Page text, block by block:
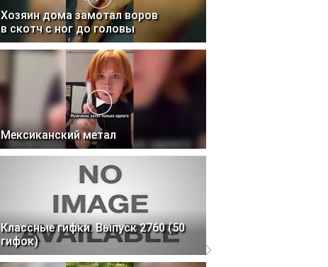
Хозяин дома замотал воров
в скотч с ног до головы
Мексиканский метал
Классные гифки. Выпуск 2760 (50
гифок)